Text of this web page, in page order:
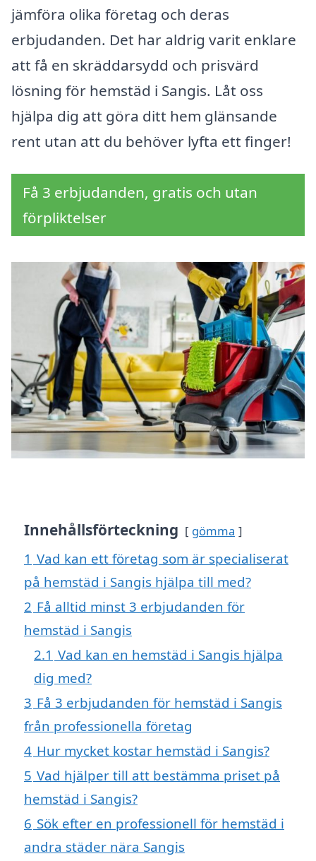
jämföra olika företag och deras
erbjudanden. Det har aldrig varit enklare
att få en skräddarsydd och prisvärd
lösning för hemstäd i Sangis. Låt oss
hjälpa dig att göra ditt hem glänsande
rent utan att du behöver lyfta ett finger!
Få 3 erbjudanden, gratis och utan
förpliktelser
Innehållsförteckning gömma
1 Vad kan ett företag som är specialiserat
på hemstäd i Sangis hjälpa till med?
2 Få alltid minst 3 erbjudanden för
hemstäd i Sangis
2.1 Vad kan en hemstäd i Sangis hjälpa
dig med?
3 Få 3 erbjudanden för hemstäd i Sangis
från professionella företag
4 Hur mycket kostar hemstäd i Sangis?
5 Vad hjälper till att bestämma priset på
hemstäd i Sangis?
6 Sök efter en professionell för hemstäd i
andra städer nära Sangis